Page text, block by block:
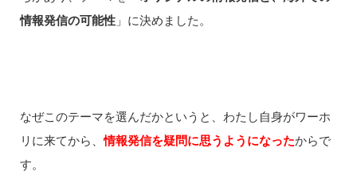
情報発信の可能性」に決めました。
なぜこのテーマを選んだかというと、わたし自身がワーホ
リに来てから、情報発信を疑問に思うようになったからで
す。